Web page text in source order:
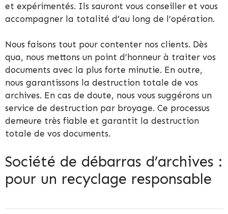
et expérimentés. Ils sauront vous conseiller et vous
accompagner la totalité d’au long de l’opération.
Nous faisons tout pour contenter nos clients. Dès
qua, nous mettons un point d’honneur à traiter vos
documents avec la plus forte minutie. En outre,
nous garantissons la destruction totale de vos
archives. En cas de doute, nous vous suggérons un
service de destruction par broyage. Ce processus
demeure très fiable et garantit la destruction
totale de vos documents.
Société de débarras d’archives :
pour un recyclage responsable